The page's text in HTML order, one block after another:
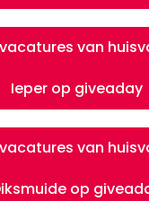
van
Ieper op giveaday
van
op